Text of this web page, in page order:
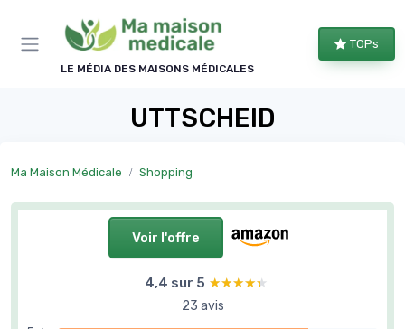
LE MÉDIA DES MAISONS MÉDICALES
TOPs
UTTSCHEID
Ma Maison Médicale Shopping
Voir l'offre
4,4 sur 5 ★★★★★
★★★★★
23 avis